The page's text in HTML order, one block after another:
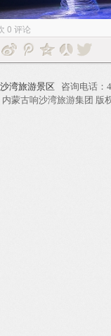
0 评论
湾旅游景区 咨询电话
内蒙古响沙湾旅游集团